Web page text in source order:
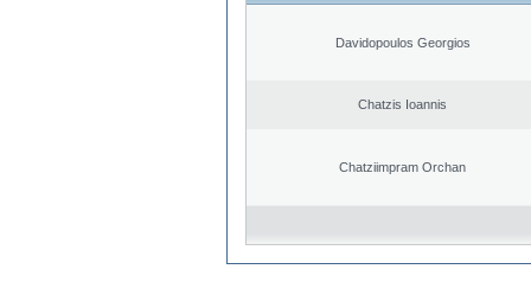
Davidopoulos Georgios
Chatzis Ioannis
Chatziimpram Orchan